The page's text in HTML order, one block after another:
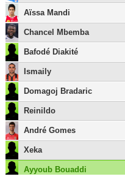
Aïssa Mandi
Chancel Mbemba
Bafodé Diakité
Ismaily
Domagoj Bradaric
Reinildo
André Gomes
Xeka
Ayyoub Bouaddi